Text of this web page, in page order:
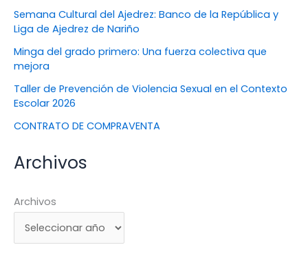
Semana Cultural del Ajedrez: Banco de la República y
Liga de Ajedrez de Nariño
Minga del grado primero: Una fuerza colectiva que
mejora
Taller de Prevención de Violencia Sexual en el Contexto
Escolar 2026
CONTRATO DE COMPRAVENTA
Archivos
Archivos